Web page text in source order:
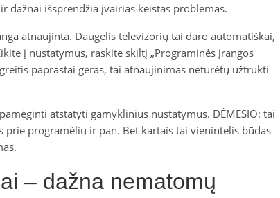
dažnai išsprendžia įvairias keistas problemas.
atnaujinta. Daugelis televizorių tai daro automatiškai,
į nustatymus, raskite skiltį „Programinės įrangos
paprastai geras, tai atnaujinimas neturėtų užtrukti
atstatyti gamyklinius nustatymus. DĖMESIO: tai
programėlių ir pan. Bet kartais tai vienintelis būdas
– dažna nematomų